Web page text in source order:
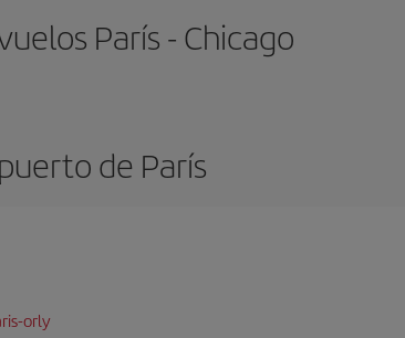
París - Chicago
de París
orly